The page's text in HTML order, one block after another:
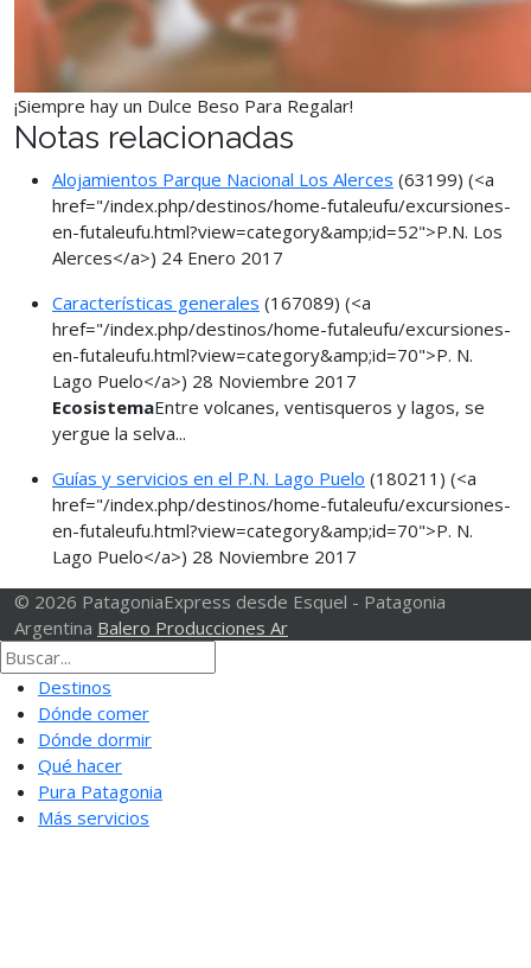
¡Siempre hay un Dulce Beso Para Regalar!
Notas relacionadas
Alojamientos Parque Nacional Los Alerces (63199) (<a
href="/index.php/destinos/home-futaleufu/excursiones-
en-futaleufu.html?view=category&amp;id=52">P.N. Los
Alerces</a>) 24 Enero 2017
Características generales (167089) (<a
href="/index.php/destinos/home-futaleufu/excursiones-
en-futaleufu.html?view=category&amp;id=70">P. N.
Lago Puelo</a>) 28 Noviembre 2017
EcosistemaEntre volcanes, ventisqueros y lagos, se
yergue la selva...
Guías y servicios en el P.N. Lago Puelo (180211) (<a
href="/index.php/destinos/home-futaleufu/excursiones-
en-futaleufu.html?view=category&amp;id=70">P. N.
Lago Puelo</a>) 28 Noviembre 2017
© 2026 PatagoniaExpress desde Esquel - Patagonia
Argentina Balero Producciones Ar
Destinos
Dónde comer
Dónde dormir
Qué hacer
Pura Patagonia
Más servicios